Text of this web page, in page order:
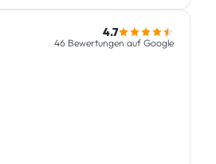
4.7
46 Bewertungen auf Google